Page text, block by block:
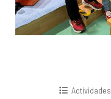
Actividades